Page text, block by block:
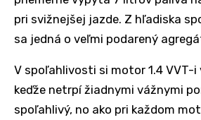
pri svižnejšej jazde. Z hľadiska
sa jedná o veľmi podarený
V spoľahlivosti si motor 1.4 VVT-i
keďže netrpí žiadnymi vážnymi
spoľahlivý, no ako pri každom